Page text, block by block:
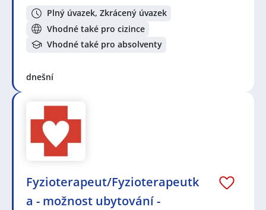
Plný úvazek, Zkrácený úvazek
Vhodné také pro cizince
Vhodné také pro absolventy
dnešní
Fyzioterapeut/Fyzioterapeutk
a - možnost ubytování -